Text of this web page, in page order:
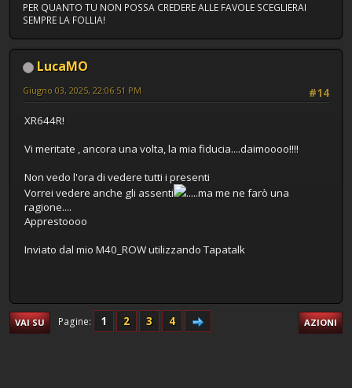
PER QUANTO TU NON POSSA CREDERE ALLE FAVOLE SCEGLIERAI
SEMPRE LA FOLLIA!
LucaMO
#14
Giugno 03, 2025, 22:06:51 PM
XR644R!
Vi meritate , ancora una volta, la mia fiducia....daimoooo!!!!
Non vedo l'ora di vedere tutti i presenti
Vorrei vedere anche gli assenti
.....ma me ne farò una
ragione....
Apprestoooo
Inviato dal mio M40_ROW utilizzando Tapatalk
VAI SU Pagine 1 2 3 4 AZIONI